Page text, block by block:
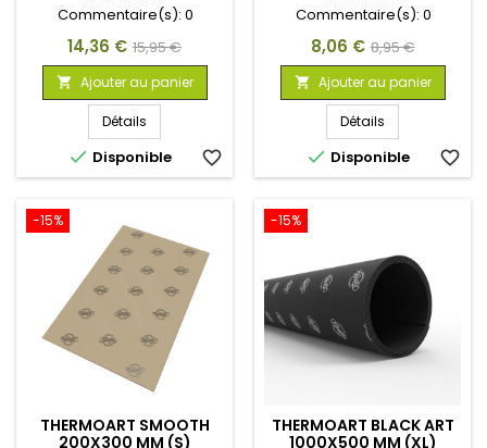
Commentaire(s): 0
Prix
14,36 € Prix
de
base
15,95 €
 Ajouter au panier
Détails
 Disponible favorite_border
Commentaire(s): 0
Prix
8,06 € Prix
de
base
8,95 €
 Ajouter au panier
Détails
 Disponible favorite_border
-15%
THERMOART SMOOTH
200X300 MM (S)
-15%
THERMOART BLACK ART
1000X500 MM (XL)